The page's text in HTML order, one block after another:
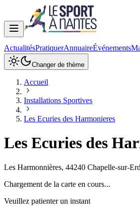
ActualitésPratiquerAnnuaireÉvénements
Changer de thème
Accueil
Installations Sportives
Les Ecuries des Harmonieres
Les Ecuries des
Les Harmonnières, 44240 Chapelle-sur-
Chargement de la carte en cours...
Veuillez patienter un instant